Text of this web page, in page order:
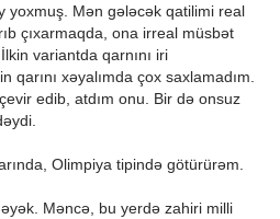
yoxmuş. Mən gələcək qatilimi real
çıxarmaqda, ona irreal müsbət
variantda qarnını iri
qarını xəyalımda çox saxlamadım.
edib, atdım onu. Bir də onsuz
Olimpiya tipində götürürəm.
Məncə, bu yerdə zahiri milli